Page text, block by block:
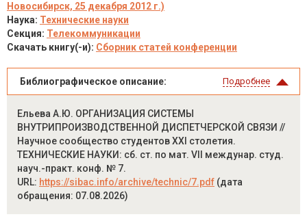
Новосибирск, 25 декабря 2012 г.)
Наука: Технические науки
Секция: Телекоммуникации
Скачать книгу(-и): Сборник статей конференции
Библиографическое описание: Подробнее
Ельева А.Ю. ОРГАНИЗАЦИЯ СИСТЕМЫ
ВНУТРИПРОИЗВОДСТВЕННОЙ ДИСПЕТЧЕРСКОЙ СВЯЗИ //
Научное сообщество студентов XXI столетия.
ТЕХНИЧЕСКИЕ НАУКИ: сб. ст. по мат. VII междунар. студ.
науч.-практ. конф. № 7.
URL: https://sibac.info/archive/technic/7.pdf (дата
обращения: 07.08.2026)